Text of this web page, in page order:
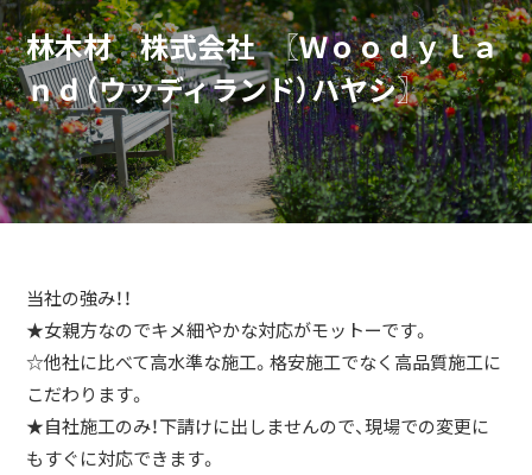
林木材 株式会社 〖Ｗｏｏｄｙｌａ
ｎｄ（ウッディランド）ハヤシ〗
当社の強み！！
★女親方なのでキメ細やかな対応がモットーです。
☆他社に比べて高水準な施工。格安施工でなく高品質施工に
こだわります。
★自社施工のみ！下請けに出しませんので、現場での変更に
もすぐに対応できます。